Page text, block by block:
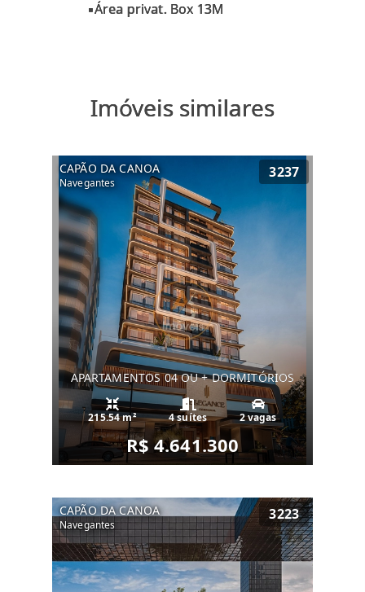
Imóveis similares
CAPÃO DA CANOA
Navegantes
3237
APARTAMENTOS 04 OU + DORMITÓRIOS
215.54 m² 4 suítes 2 vagas
R$ 4.641.300
CAPÃO DA CANOA
Navegantes
3223